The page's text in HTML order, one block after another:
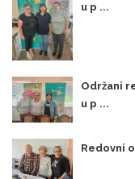
u p ...
Održani
u p ...
Redovni